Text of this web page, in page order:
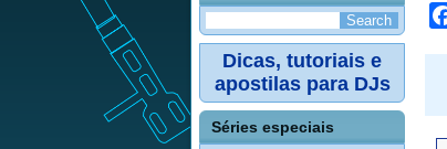
Dicas, tutoriais e
apostilas para DJs
Séries especiais